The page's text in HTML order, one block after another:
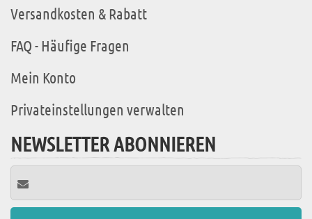
Versandkosten & Rabatt
FAQ - Häufige Fragen
Mein Konto
Privateinstellungen verwalten
NEWSLETTER ABONNIEREN